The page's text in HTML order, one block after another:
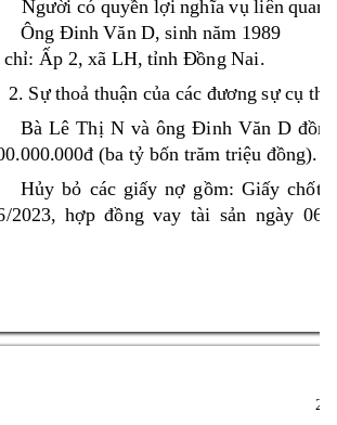
Người có quyền lợi nghĩa vụ liên quan:
Ông Đinh Văn D, sinh năm 1989
chỉ: Ấp 2, xã LH, tỉnh Đồng Nai.
2. Sự thoả thuận của các đương sự cụ th
Bà Lê Thị N và ông Đinh Văn D đồ
0đ (ba tỷ bốn trăm triệu đồng).
Hủy bỏ các giấy nợ gồm: Giấy chốt
2023, hợp đồng vay tài sản ngày 06/
2